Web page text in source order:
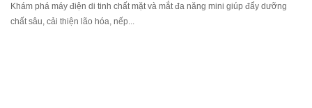
Khám phá máy điện di tinh chất mặt và mắt đa năng mini giúp đẩy dưỡng
chất sâu, cải thiện lão hóa, nếp...